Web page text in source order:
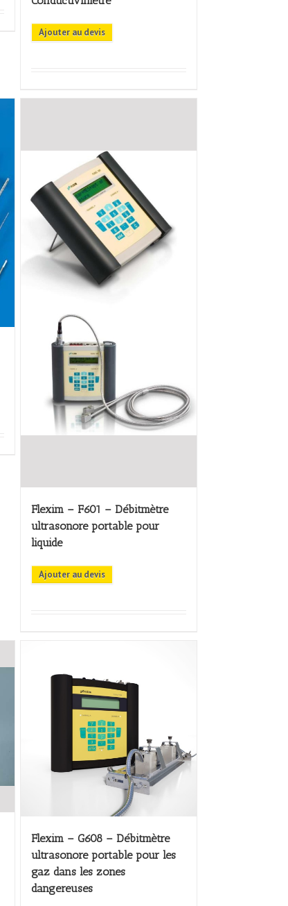
Ajouter au devis
Flexim – F601 – Débitmètre
ultrasonore portable pour
liquide
Ajouter au devis
Flexim – G608 – Débitmètre
ultrasonore portable pour les
gaz dans les zones
dangereuses